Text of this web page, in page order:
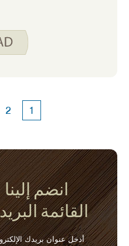
1
2
انضم إلينا
القائمة
أدخل عنوان بريدك